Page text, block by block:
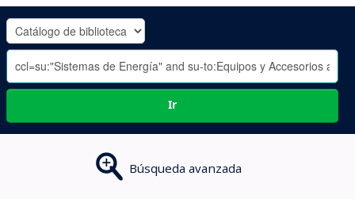
OLADE
-
Ir
Búsqueda avanzada